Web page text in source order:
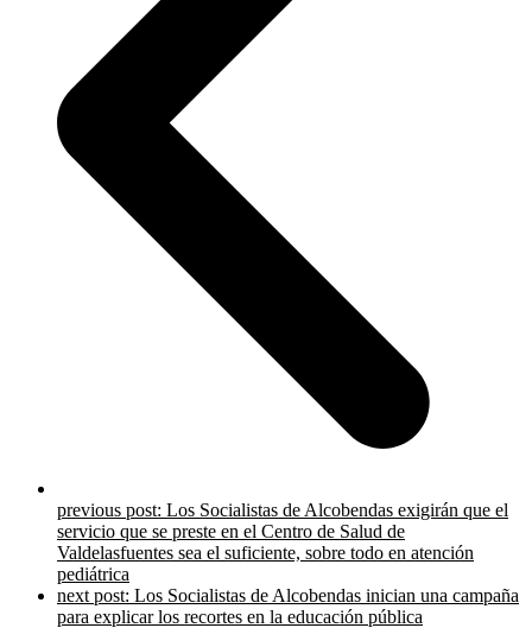
previous post: Los Socialistas de Alcobendas exigirán que el
servicio que se preste en el Centro de Salud de
Valdelasfuentes sea el suficiente, sobre todo en atención
pediátrica
next post: Los Socialistas de Alcobendas inician una campaña
para explicar los recortes en la educación pública